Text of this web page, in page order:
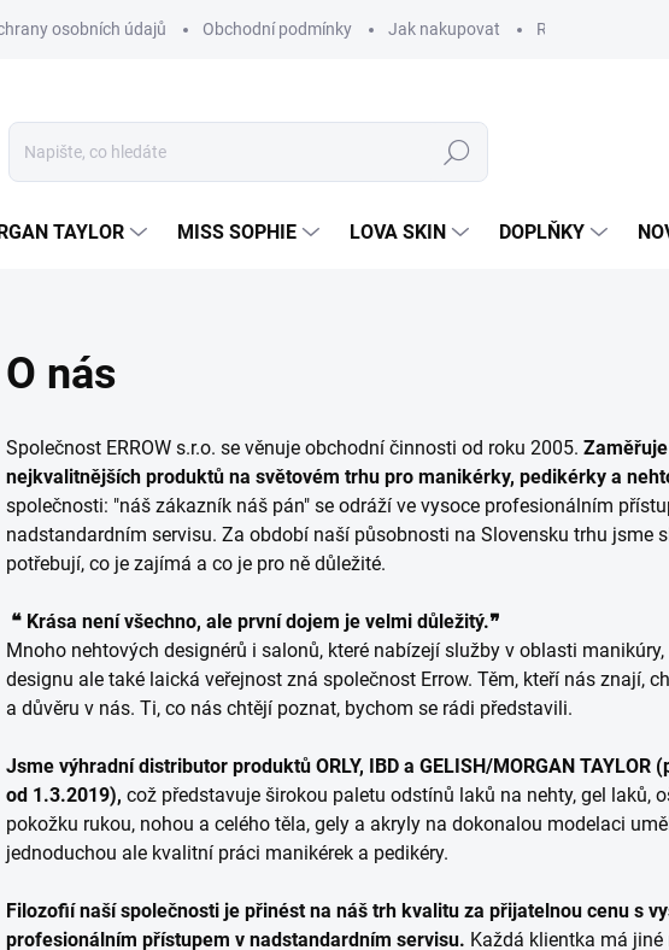
osobních údajů Obchodní podmínky Jak nakupovat Reklamační řád
Hledat
TAYLOR MISS SOPHIE LOVA SKIN DOPLŇKY
O nás
Společnost ERROW s.r.o. se věnuje obchodní činnosti od roku 2005.
nejkvalitnějších produktů na světovém trhu pro manikérky, pedikérky a
společnosti: "náš zákazník náš pán" se odráží ve vysoce profesionálním
nadstandardním servisu. Za období naší působnosti na Slovensku trhu jsme
potřebují, co je zajímá a co je pro ně důležité.
❝ Krása není všechno, ale první dojem je velmi důležitý.❞
Mnoho nehtových designérů i salonů, které nabízejí služby v oblasti
designu ale také laická veřejnost zná společnost Errow. Těm, kteří nás znají,
a důvěru v nás. Ti, co nás chtějí poznat, bychom se rádi představili.
Jsme výhradní distributor produktů ORLY, IBD a GELISH/MORGAN
od 1.3.2019), což představuje širokou paletu odstínů laků na nehty, gel laků,
pokožku rukou, nohou a celého těla, gely a akryly na dokonalou modelaci
jednoduchou ale kvalitní práci manikérek a pedikéry.
Filozofií naší společnosti je přinést na náš trh kvalitu za přijatelnou cenu s
profesionálním přístupem v nadstandardním servisu. Každá klientka má